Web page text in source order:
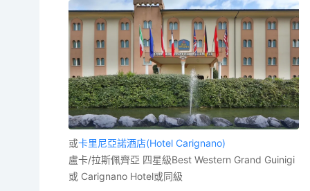
或卡里尼亞諾酒店(Hotel Carignano)
盧卡/拉斯佩齊亞 四星級Best Western Grand Guinigi
或 Carignano Hotel或同級